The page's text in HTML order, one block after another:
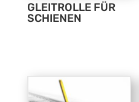
GLEITROLLE FÜR
SCHIENEN